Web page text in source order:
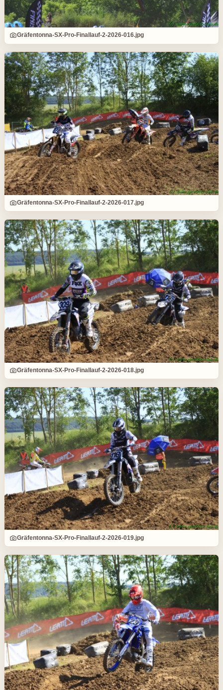
Gräfentonna-SX-Pro-Finallauf-2-2026-016.jpg
Gräfentonna-SX-Pro-Finallauf-2-2026-017.jpg
Gräfentonna-SX-Pro-Finallauf-2-2026-018.jpg
Gräfentonna-SX-Pro-Finallauf-2-2026-019.jpg